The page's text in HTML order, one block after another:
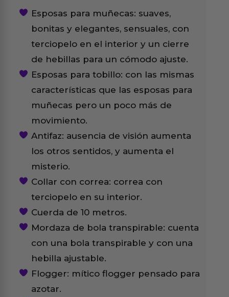
Esposas para muñecas: suaves,
bonitas y elegantes, sensuales, con
terciopelo en el interior y un cierre
de hebillas para un cómodo ajuste.
Esposas para tobillo: con las mismas
características que las esposas para
muñecas pero un poco más de
movimiento.
Antifaz: ausencia de visión aumenta
los otros sentidos, y aumenta el
misterio.
Collar con correa: correa con
terciopelo en su interior.
Cuerda de 10 metros.
Mordaza de bola transpirable: cuenta
con una bola transpirable y con una
hebilla ajustable.
Flogger: mítico flogger pensado para
azotar.